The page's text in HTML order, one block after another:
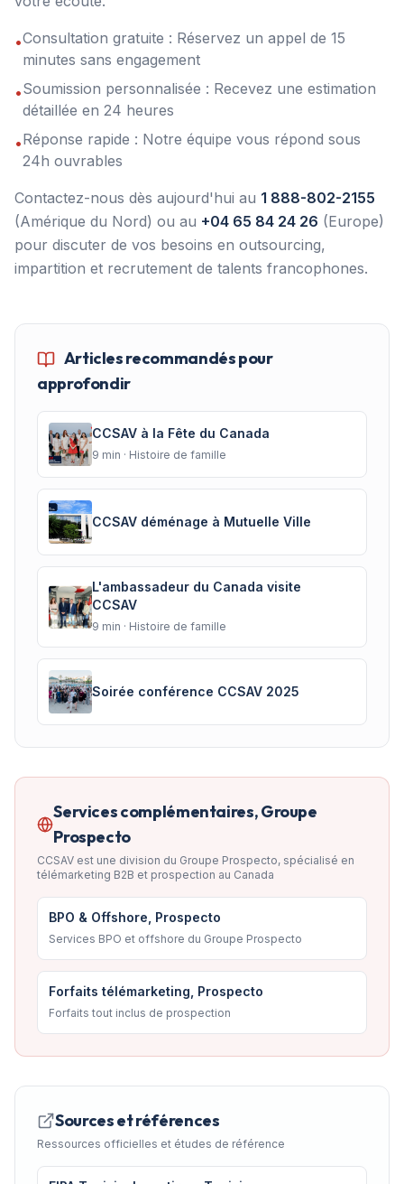
•Consultation gratuite : Réservez un appel de 15
minutes sans engagement
•Soumission personnalisée : Recevez une estimation
détaillée en 24 heures
•Réponse rapide : Notre équipe vous répond sous
24h ouvrables
Contactez-nous dès aujourd'hui au 1 888-802-2155
(Amérique du Nord) ou au +04 65 84 24 26 (Europe)
pour discuter de vos besoins en outsourcing,
impartition et recrutement de talents francophones.
Articles recommandés pour
approfondir
CCSAV à la Fête du Canada
9 min · Histoire de famille
CCSAV déménage à Mutuelle Ville
L'ambassadeur du Canada visite
CCSAV
9 min · Histoire de famille
Soirée conférence CCSAV 2025
Services complémentaires, Groupe
Prospecto
CCSAV est une division du Groupe Prospecto, spécialisé en
télémarketing B2B et prospection au Canada
BPO & Offshore, Prospecto
Services BPO et offshore du Groupe Prospecto
Forfaits télémarketing, Prospecto
Forfaits tout inclus de prospection
Sources et références
Ressources officielles et études de référence